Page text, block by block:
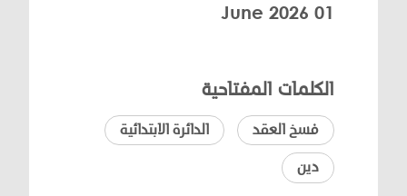
01 June 2026
الكلمات المفتاحية
فسخ العقد الدائرة الابتدائية
دين